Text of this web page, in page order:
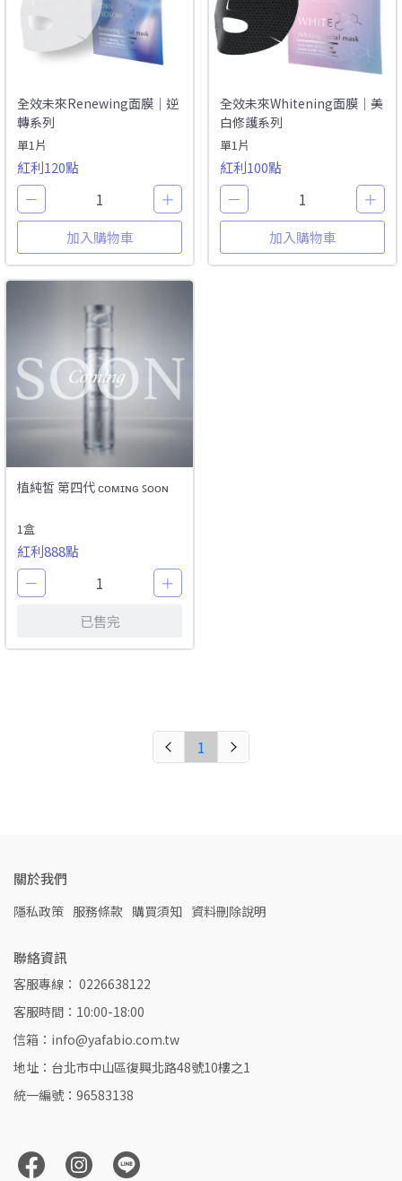
全效未來Renewing面膜｜逆
轉系列
單1片
紅利120點
－ 1 ＋
加入購物車
全效未來Whitening面膜｜美
白修護系列
單1片
紅利100點
－ 1 ＋
加入購物車
植純皙 第四代 ᴄᴏᴍɪɴɢ ꜱᴏᴏɴ
1盒
紅利888點
－ 1 ＋
已售完
1
關於我們
隱私政策 服務條款 購買須知 資料刪除說明
聯絡資訊
客服專線： 0226638122
客服時間：10:00-18:00
信箱：info@yafabio.com.tw
地址：台北市中山區復興北路48號10樓之1
統一編號：96583138